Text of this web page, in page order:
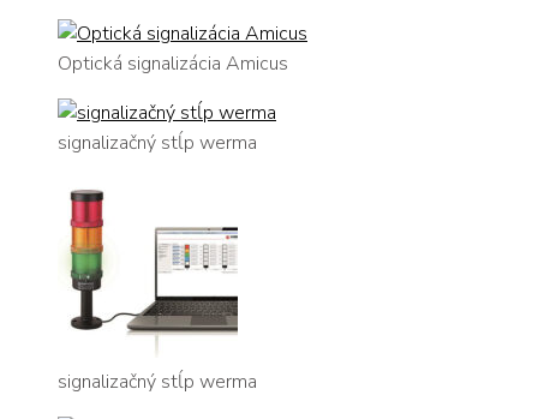
Optická signalizácia Amicus
signalizačný stĺp werma
signalizačný stĺp werma